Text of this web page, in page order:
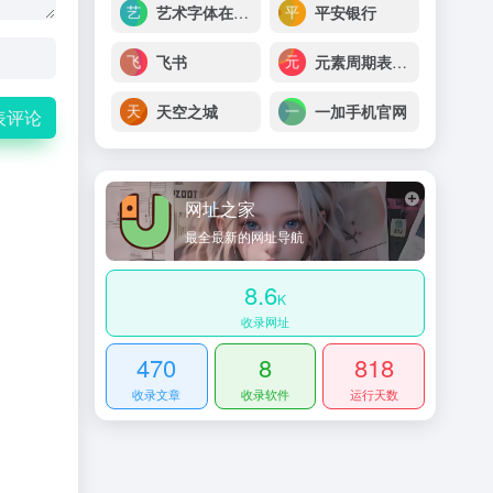
评论
艺术字体在线生成器 平安银行
飞书 元素周期表Pro
天空之城 一加手机官网
网址之家
最全最新的网址导航
8.6K
收录网址
470
收录文章
8
收录软件
818
运行天数